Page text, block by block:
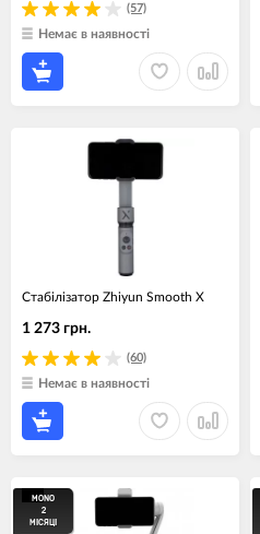
(57)
Немає в наявності
Стабілізатор Zhiyun Smooth X
(60)
1 273 грн.
Немає в наявності
MONO
2
МІСЯЦІ